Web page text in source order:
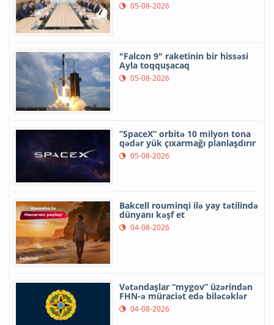
05-08-2026
"Falcon 9" raketinin bir hissəsi
Ayla toqquşacaq
05-08-2026
“SpaceX” orbitə 10 milyon tona
qədər yük çıxarmağı planlaşdırır
05-08-2026
Bakcell rouminqi ilə yay tətilində
dünyanı kəşf et
04-08-2026
Vətəndaşlar “mygov” üzərindən
FHN-ə müraciət edə biləcəklər
04-08-2026